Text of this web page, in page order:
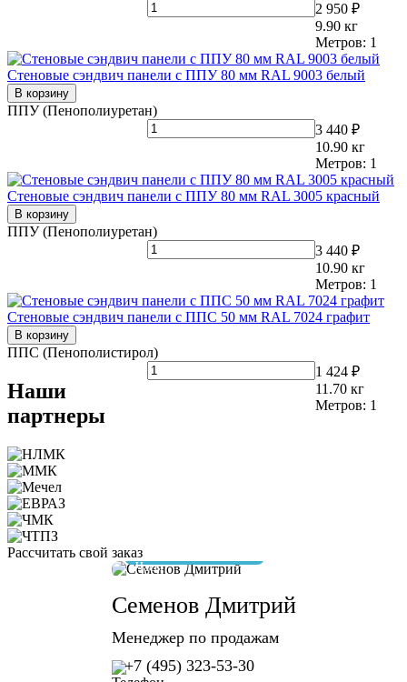
2 950 ₽
9.90 кг
Метров: 1
Стеновые сэндвич панели с ППУ 80 мм RAL 9003 белый
В корзину
ППУ (Пенополиуретан)
3 440 ₽
10.90 кг
Метров: 1
Стеновые сэндвич панели с ППУ 80 мм RAL 3005 красный
В корзину
ППУ (Пенополиуретан)
3 440 ₽
10.90 кг
Метров: 1
Стеновые сэндвич панели с ППС 50 мм RAL 7024 графит
В корзину
ППС (Пенополистирол)
1 424 ₽
11.70 кг
Метров: 1
Наши
партнеры
Рассчитать свой заказ
Семенов Дмитрий
Менеджер по продажам
+7 (495) 323-53-30